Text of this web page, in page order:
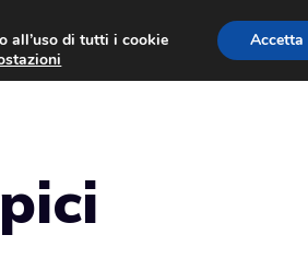
CLASSICHE TORTE PER BAMBINI
all’uso di tutti i cookie
Accetta